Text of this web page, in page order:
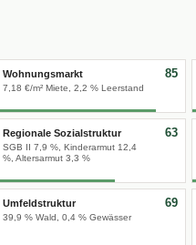
Wohnungsmarkt
7,18 €/m² Miete, 2,2 % Leerstand
85
Regionale Sozialstruktur
SGB II 7,9 %, Kinderarmut 12,4
%, Altersarmut 3,3 %
63
Umfeldstruktur
39,9 % Wald, 0,4 % Gewässer
69